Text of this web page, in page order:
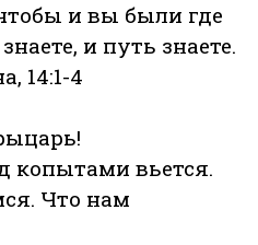
и вы были где
и путь знаете.
14:1-4
копытами вьется.
Что нам